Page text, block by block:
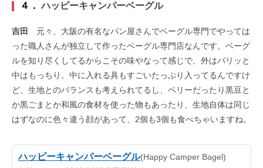
４．ハッピーキャンパーベーグル
吉田 元々、大阪の有名なパン屋さんでベーグル専門でやっては
った職人さんが独立して作ったベーグル専門店なんです。ベーグ
ルを知り尽くしてるからこその味やなって感じで、外はパリッと
中はもっちり。中に入れる具もすごいたっぷり入ってるんですけ
ど、生地とのバランスも考えられてるし、ベリーだったり黒豆と
か黒ごまとか和風の食材を使った物もあったり、生地自体は同じ
はずなのに色々違う顔があって、2個も3個も食べちゃいますね。